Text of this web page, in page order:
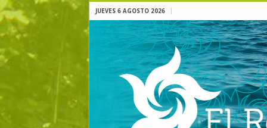
JUEVES 6 AGOSTO 2026